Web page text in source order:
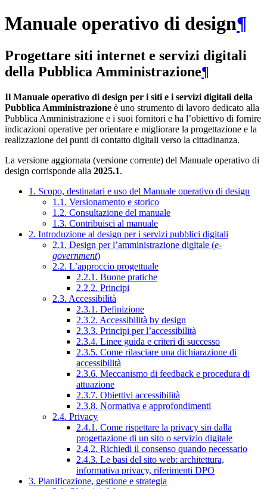
Manuale operativo di design¶
Progettare siti internet e servizi digitali
della Pubblica Amministrazione¶
Il Manuale operativo di design per i siti e i servizi digitali della
Pubblica Amministrazione è uno strumento di lavoro dedicato alla
Pubblica Amministrazione e i suoi fornitori e ha l’obiettivo di fornire
indicazioni operative per orientare e migliorare la progettazione e la
realizzazione dei punti di contatto digitali verso la cittadinanza.
La versione aggiornata (versione corrente) del Manuale operativo di
design corrisponde alla 2025.1.
1. Scopo, destinatari e uso del Manuale operativo di design
1.1. Versionamento e storico
1.2. Consultazione del manuale
1.3. Contribuisci al manuale
2. Introduzione al design per i servizi pubblici digitali
2.1. Design per l’amministrazione digitale (e-
government)
2.2. L’approccio progettuale
2.2.1. Buone pratiche
2.2.2. Principi
2.3. Accessibilità
2.3.1. Definizione
2.3.2. Accessibilità by design
2.3.3. Principi per l’accessibilità
2.3.4. Linee guida e criteri di successo
2.3.5. Come rilasciare una dichiarazione di
accessibilità
2.3.6. Meccanismo di feedback e procedura di
attuazione
2.3.7. Obiettivi accessibilità
2.3.8. Normativa e approfondimenti
2.4. Privacy
2.4.1. Come rispettare la privacy sin dalla
progettazione di un sito o servizio digitale
2.4.2. Richiedi il consenso quando necessario
2.4.3. Le basi del sito web: architettura,
informativa privacy, riferimenti DPO
3. Pianificazione, gestione e strategia